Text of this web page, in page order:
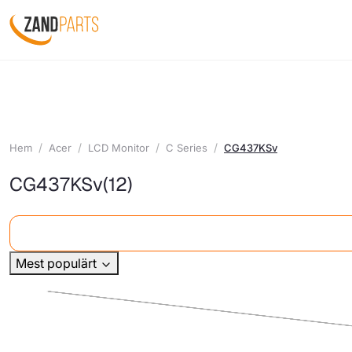
Hem Acer LCD Monitor C Series CG437KSv
CG437KSv(12)
Mest populärt